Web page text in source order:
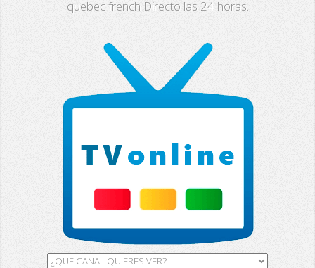
Miami TV
13 TV
ALL Sports
Al Jazeera
quebec french Directo las 24 horas.